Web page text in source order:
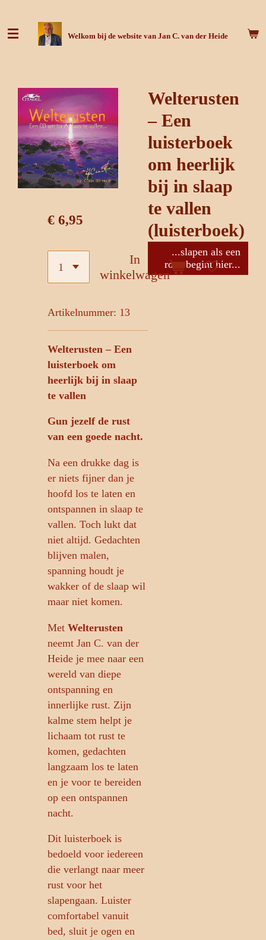
direct
Welkom bij de website van Jan C. van der Heide
Welterusten
– Een
luisterboek
om heerlijk
bij in slaap
te vallen
(luisterboek)
...slapen als een
roos begint hier...
€ 6,95
In
winkelwagen
Artikelnummer: 13
Welterusten – Een
luisterboek om
heerlijk bij in slaap
te vallen
Gun jezelf de rust
van een goede nacht.
Na een drukke dag is
er niets fijner dan je
hoofd los te laten en
ontspannen in slaap te
vallen. Toch lukt dat
niet altijd. Gedachten
blijven malen,
spanning houdt je
wakker of de slaap wil
maar niet komen.
Met Welterusten
neemt Jan C. van der
Heide je mee naar een
wereld van diepe
ontspanning en
innerlijke rust. Zijn
kalme stem helpt je
lichaam tot rust te
komen, gedachten
langzaam los te laten
en je voor te bereiden
op een ontspannen
nacht.
Dit luisterboek is
bedoeld voor iedereen
die verlangt naar meer
rust voor het
slapengaan. Luister
comfortabel vanuit
bed, sluit je ogen en